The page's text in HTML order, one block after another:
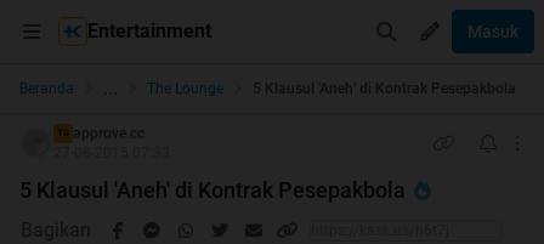
Entertainment Masuk
Beranda ... The Lounge 5 Klausul 'Aneh' di Kontrak Pesepakbola
TS approve.cc
5 Klausul 'Aneh' di Kontrak Pesepakbola
Bagikan